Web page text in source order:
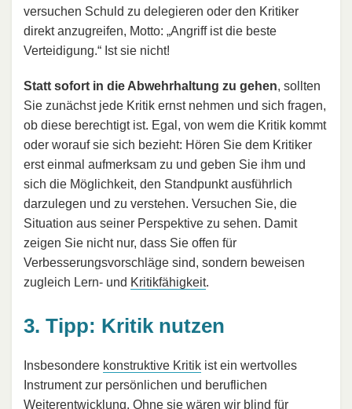
versuchen Schuld zu delegieren oder den Kritiker
direkt anzugreifen, Motto: „Angriff ist die beste
Verteidigung.“ Ist sie nicht!
Statt sofort in die Abwehrhaltung zu gehen, sollten
Sie zunächst jede Kritik ernst nehmen und sich fragen,
ob diese berechtigt ist. Egal, von wem die Kritik kommt
oder worauf sie sich bezieht: Hören Sie dem Kritiker
erst einmal aufmerksam zu und geben Sie ihm und
sich die Möglichkeit, den Standpunkt ausführlich
darzulegen und zu verstehen. Versuchen Sie, die
Situation aus seiner Perspektive zu sehen. Damit
zeigen Sie nicht nur, dass Sie offen für
Verbesserungsvorschläge sind, sondern beweisen
zugleich Lern- und Kritikfähigkeit.
3. Tipp: Kritik nutzen
Insbesondere konstruktive Kritik ist ein wertvolles
Instrument zur persönlichen und beruflichen
Weiterentwicklung. Ohne sie wären wir blind für